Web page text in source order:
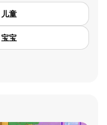
儿童
宝宝